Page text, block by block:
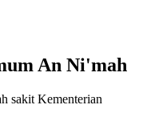
An Ni'mah
sakit Kementerian